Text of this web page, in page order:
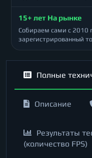
15+ лет На рынке
Собираем сами с 2010
зарегистрированный
Полные
Описание
Результаты
(количество FPS)